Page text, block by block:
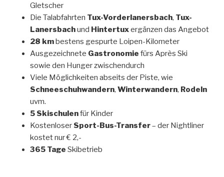
Gletscher
Die Talabfahrten Tux-Vorderlanersbach, Tux-
Lanersbachund Hintertuxergänzen das Angebot
28 kmbestens gespurte Loipen-Kilometer
Ausgezeichnete Gastronomie fürs Après Ski
sowie den Hunger zwischendurch
Viele Möglichkeiten abseits der Piste, wie
Schneeschuhwandern, Winterwandern, Rodeln
uvm.
5 Skischulenfür Kinder
Kostenloser Sport-Bus-Transfer– der Nightliner
kostet nur € 2,-
365 Tage Skibetrieb